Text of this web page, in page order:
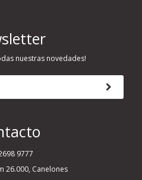
9777
26.000, Canelones
nuestras novedades!